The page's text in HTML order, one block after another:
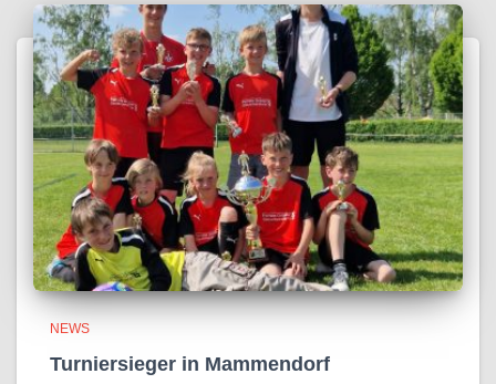
NEWS
Turniersieger in Mammendorf